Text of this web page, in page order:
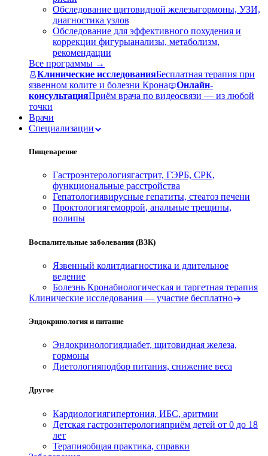
Обследование щитовидной железыгормоны, УЗИ,
диагностика узлов
Обследование для эффективного похудения и
коррекции фигурыанализы, метаболизм,
рекомендации
Все программы →
Клинические исследованияБесплатная терапия при
язвенном колите и болезни Крона
Онлайн-
консультацияПриём врача по видеосвязи — из любой
точки
Врачи
Специализации
Пищеварение
Гастроэнтерологиягастрит, ГЭРБ, СРК,
функциональные расстройства
Гепатологиявирусные гепатиты, стеатоз печени
Проктологиягеморрой, анальные трещины,
полипы
Воспалительные заболевания (ВЗК)
Язвенный колитдиагностика и длительное
ведение
Болезнь Кронабиологическая и таргетная терапия
Клинические исследования — участие бесплатно
Эндокринология и питание
Эндокринологиядиабет, щитовидная железа,
гормоны
Диетологияподбор питания, снижение веса
Другое
Кардиологиягипертония, ИБС, аритмии
Детская гастроэнтерологияприём детей от 0 до 18
лет
Терапияобщая практика, справки